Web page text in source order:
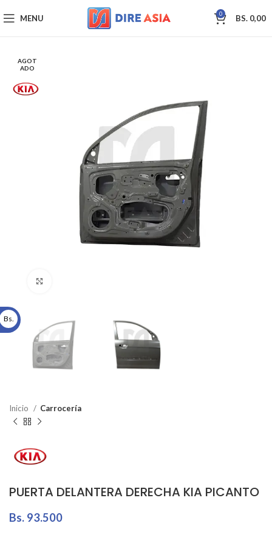
MENU 0 BS. 0,00
AGOT
ADO
Inicio Carrocería
PUERTA DELANTERA DERECHA KIA PICANTO
Bs. 93.500
Bs.